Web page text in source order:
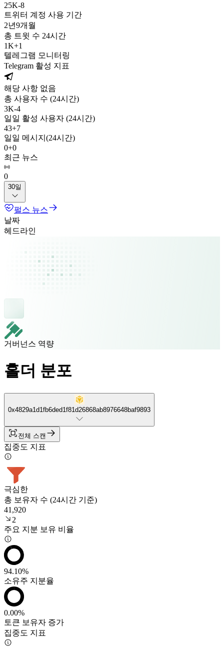
25K-8
트위터 계정 사용 기간
2년9개월
총 트윗 수 24시간
1K+1
텔레그램 모니터링
Telegram 활성 지표
해당 사항 없음
총 사용자 수 (24시간)
3K-4
일일 활성 사용자 (24시간)
43+7
일일 메시지(24시간)
0+0
최근 뉴스
0
30일
펄스 뉴스
날짜
헤드라인
거버넌스 역량
홀더 분포
0x4829a1d1fb6ded1f81d26868ab8976648baf9893
전체 스캔
집중도 지표
극심한
총 보유자 수 (24시간 기준)
41,920
2
주요 지분 보유 비율
94.10%
소유주 지분율
0.00%
토큰 보유자 증가
집중도 지표